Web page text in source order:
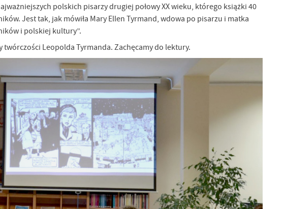
polskich pisarzy drugiej połowy XX wieku, którego książki 40
Jest tak, jak mówiła Mary Ellen Tyrmand, wdowa po pisarzu i matka
i polskiej kultury”.
Leopolda Tyrmanda. Zachęcamy do lektury.